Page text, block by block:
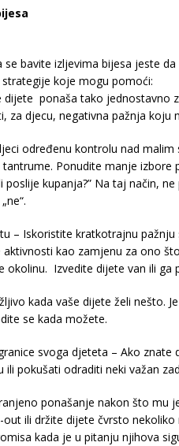
izljevima bijesa jeste da
koje mogu pomoći:
dijete ponaša tako jednostavno
za djecu, negativna pažnja koju
određenu kontrolu nad
Ponudite manje izbore
poslije kupanja?” Na taj način,
– Iskoristite kratkotrajnu
kao zamjenu za ono
okolinu. Izvedite dijete van ili ga
kada vaše dijete želi nešto.
se kada možete.
svoga djeteta – Ako
ili pokušati odraditi neki važan
ponašanje nakon što mu
ili držite dijete čvrsto
kada je u pitanju njihova